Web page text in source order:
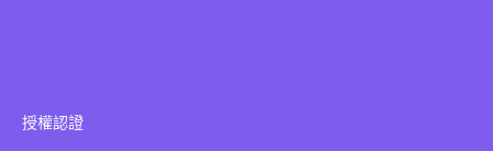
授權認證